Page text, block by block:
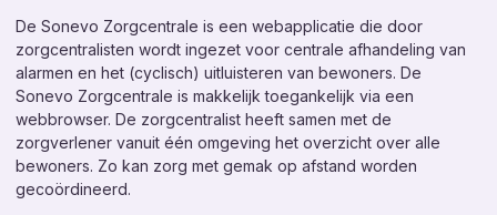
Gehandicaptenzorg
GGZ
Onze oplossing
Sonevo Touchpoints
De Sonevo Zorgcentrale is een webapplicatie die door
zorgcentralisten wordt ingezet voor centrale afhandeling van
alarmen en het (cyclisch) uitluisteren van bewoners. De
Sonevo Zorgcentrale is makkelijk toegankelijk via een
webbrowser. De zorgcentralist heeft samen met de
zorgverlener vanuit één omgeving het overzicht over alle
bewoners. Zo kan zorg met gemak op afstand worden
gecoördineerd.